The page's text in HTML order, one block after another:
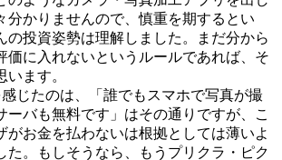
分かりませんので、慎重を期するとい
の投資姿勢は理解しました。まだ分から
価に入れないというルールであれば、そ
ます。
じたのは、「誰でもスマホで写真が撮
ーバも無料です」はその通りですが、こ
がお金を払わないは根拠としては薄いよ
た。もしそうなら、もうプリクラ・ピク